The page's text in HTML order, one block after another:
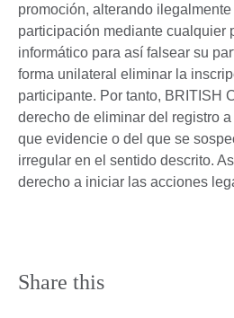
promoción, alterando
participación mediante cualquier
informático para así falsear su
forma unilateral eliminar la
participante. Por tanto, BRITISH
derecho de eliminar del registro
que evidencie o del que se
irregular en el sentido descrito.
derecho a iniciar las acciones
Share this